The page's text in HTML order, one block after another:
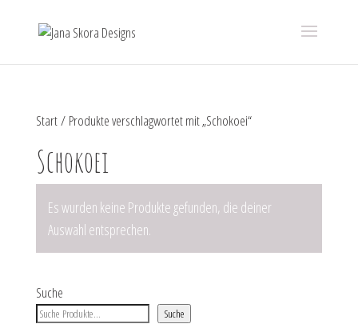
Start/ Produkte verschlagwortet mit „Schokoei“
Schokoei
Es wurden keine Produkte gefunden, die deiner
Auswahl entsprechen.
Suche
Suche